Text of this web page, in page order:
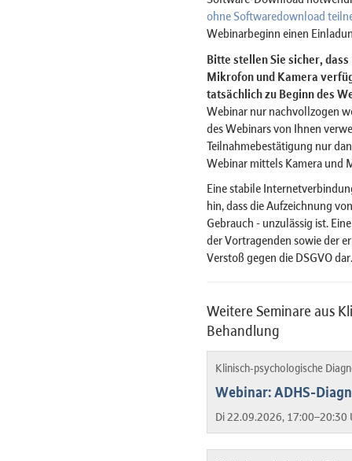
ohne Softwaredownload
Webinarbeginn einen
Bitte stellen Sie sicher,
Mikrofon und Kamera
tatsächlich zu Beginn des
Webinar nur nachvollzogen
des Webinars von Ihnen
Teilnahmebestätigung nur
Webinar mittels Kamera und
Eine stabile
hin, dass die Aufzeichnung
Gebrauch - unzulässig ist.
der Vortragenden sowie der
Verstoß gegen die DSGVO dar.
Weitere Seminare aus
Behandlung
Klinisch-psychologische
Webinar: ADHS-
Di 22.09.2026, 17:00–20:30